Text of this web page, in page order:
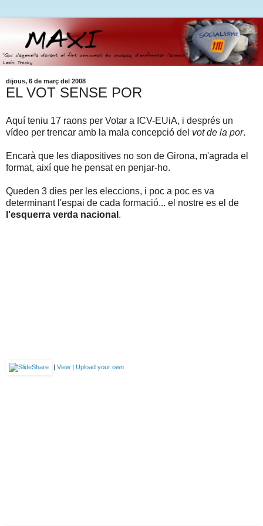
dijous, 6 de març del 2008
EL VOT SENSE POR
Aquí teniu 17 raons per Votar a ICV-EUiA, i després un
vídeo per trencar amb la mala concepció del vot de la por.
Encarà que les diapositives no son de Girona, m'agrada el
format, així que he pensat en penjar-ho.
Queden 3 dies per les eleccions, i poc a poc es va
determinant l'espai de cada formació... el nostre es el de
l'esquerra verda nacional .
| View | Upload your own